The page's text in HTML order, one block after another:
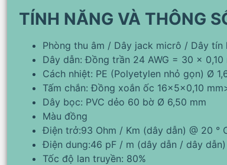
TÍNH NĂNG VÀ THÔNG
Phòng thu âm / Dây jack micrô / Dây tín
Dây dẫn: Đồng trần 24 AWG = 30 x 0,10
Cách nhiệt: PE (Polyetylen nhỏ gọn) Ø
Tấm chắn: Đồng xoắn ốc 16x5x0,10
Dây bọc: PVC dẻo 60 bờ Ø 6,50 mm
Màu đồng
Điện trở:93 Ohm / Km (dây dẫn) @ 20 °
Điện dung:46 pF / m (dây dẫn / dây
Tốc độ lan truyền: 80%